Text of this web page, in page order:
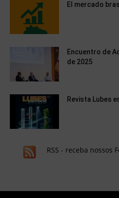
El mercado
Encuentro de
de 2025
Revista Lubes
RSS - receba nossos